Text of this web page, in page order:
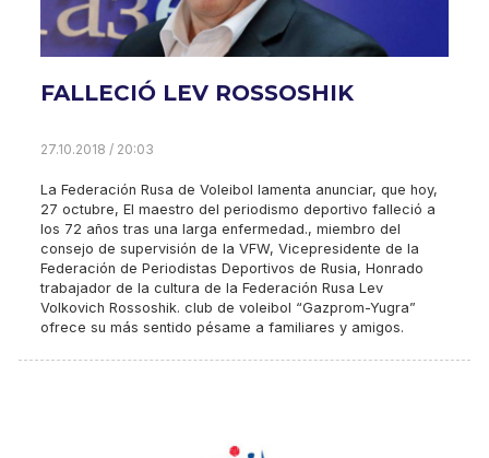
FALLECIÓ LEV ROSSOSHIK
27.10.2018 / 20:03
La Federación Rusa de Voleibol lamenta anunciar, que hoy,
27 octubre, El maestro del periodismo deportivo falleció a
los 72 años tras una larga enfermedad., miembro del
consejo de supervisión de la VFW, Vicepresidente de la
Federación de Periodistas Deportivos de Rusia, Honrado
trabajador de la cultura de la Federación Rusa Lev
Volkovich Rossoshik. club de voleibol “Gazprom-Yugra”
ofrece su más sentido pésame a familiares y amigos.